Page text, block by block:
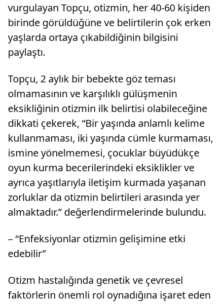
vurgulayan Topçu, otizmin, her 40-60 kişiden
birinde görüldüğüne ve belirtilerin çok erken
yaşlarda ortaya çıkabildiğinin bilgisini
paylaştı.
Topçu, 2 aylık bir bebekte göz teması
olmamasının ve karşılıklı gülüşmenin
eksikliğinin otizmin ilk belirtisi olabileceğine
dikkati çekerek, “Bir yaşında anlamlı kelime
kullanmaması, iki yaşında cümle kurmaması,
ismine yönelmemesi, çocuklar büyüdükçe
oyun kurma becerilerindeki eksiklikler ve
ayrıca yaşıtlarıyla iletişim kurmada yaşanan
zorluklar da otizmin belirtileri arasında yer
almaktadır.” değerlendirmelerinde bulundu.
– “Enfeksiyonlar otizmin gelişimine etki
edebilir”
Otizm hastalığında genetik ve çevresel
faktörlerin önemli rol oynadığına işaret eden